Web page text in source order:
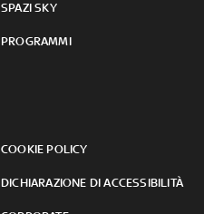
SPAZI SKY
PROGRAMMI
COOKIE POLICY
DICHIARAZIONE DI ACCESSIBILITÀ